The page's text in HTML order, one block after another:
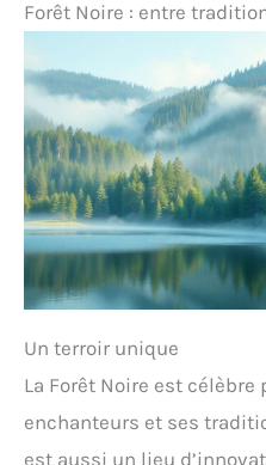
Forêt Noire : entre
Un terroir unique
La Forêt Noire est célèbre
enchanteurs et ses
est aussi un lieu